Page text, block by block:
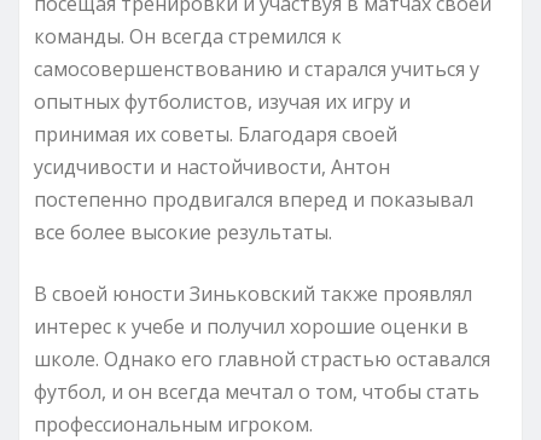
команды. Он всегда стремился к
самосовершенствованию и старался учиться у
опытных футболистов, изучая их игру и
принимая их советы. Благодаря своей
усидчивости и настойчивости, Антон
постепенно продвигался вперед и показывал
все более высокие результаты.
В своей юности Зиньковский также проявлял
интерес к учебе и получил хорошие оценки в
школе. Однако его главной страстью оставался
футбол, и он всегда мечтал о том, чтобы стать
профессиональным игроком.